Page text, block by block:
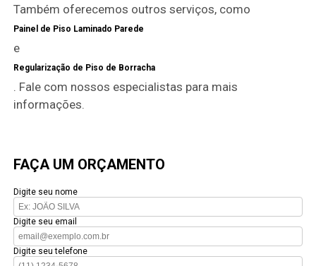
Também oferecemos outros serviços, como
Painel de Piso Laminado Parede
e
Regularização de Piso de Borracha
. Fale com nossos especialistas para mais
informações.
FAÇA UM ORÇAMENTO
Digite seu nome
Digite seu email
Digite seu telefone